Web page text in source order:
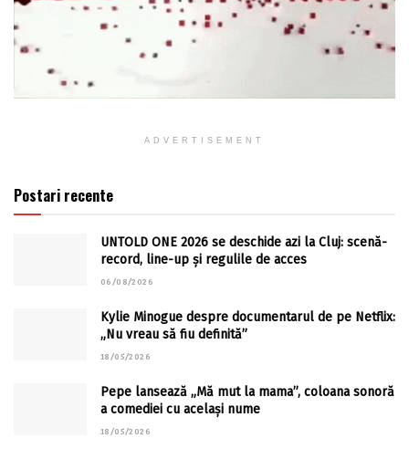
ADVERTISEMENT
Postari recente
UNTOLD ONE 2026 se deschide azi la Cluj: scenă-
record, line-up și regulile de acces
06/08/2026
Kylie Minogue despre documentarul de pe Netflix:
„Nu vreau să fiu definită”
18/05/2026
Pepe lansează „Mă mut la mama”, coloana sonoră
a comediei cu același nume
18/05/2026